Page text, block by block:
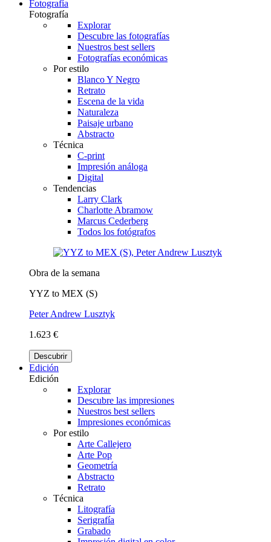
Fotografía
Fotografía
Explorar
Descubre las fotografías
Nuestros best sellers
Fotografías económicas
Por estilo
Blanco Y Negro
Retrato
Escena de la vida
Naturaleza
Paisaje urbano
Abstracto
Técnica
C-print
Impresión análoga
Digital
Tendencias
Larry Clark
Charlotte Abramow
Marcus Cederberg
Todos los fotógrafos
Obra de la semana
YYZ to MEX (S)
Peter Andrew Lusztyk
1.623 €
Descubrir
Edición
Edición
Explorar
Descubre las impresiones
Nuestros best sellers
Impresiones económicas
Por estilo
Arte Callejero
Arte Pop
Geometría
Abstracto
Retrato
Técnica
Litografía
Serigrafía
Grabado